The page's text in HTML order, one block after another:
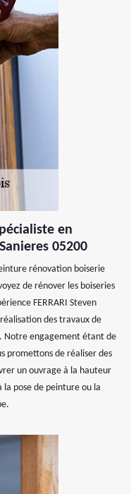
en
05200
rénovation boiserie
de rénover les boiseries
FERRARI Steven
des travaux de
Notre engagement étant de
promettons de réaliser des
un ouvrage à la hauteur
la pose de peinture ou la